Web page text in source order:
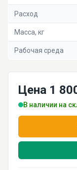
Расход
Масса, кг
Рабочая среда
Цена 1
В наличии на